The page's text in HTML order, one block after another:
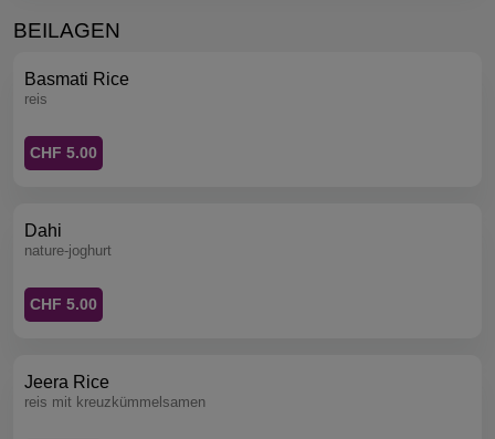
BEILAGEN
Basmati Rice
reis
CHF 5.00
Dahi
nature-joghurt
CHF 5.00
Jeera Rice
reis mit kreuzkümmelsamen